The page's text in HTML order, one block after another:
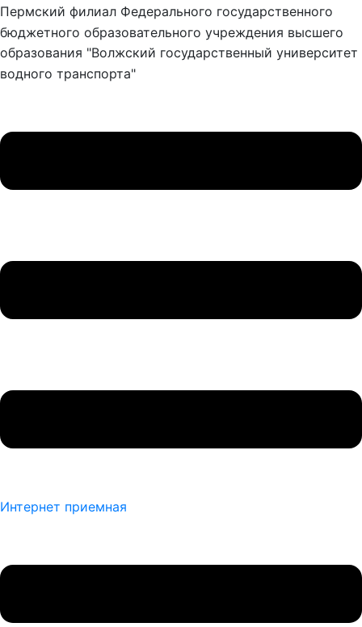
Пермский филиал Федерального государственного
бюджетного образовательного учреждения высшего
образования "Волжский государственный университет
водного транспорта"
Интернет приемная